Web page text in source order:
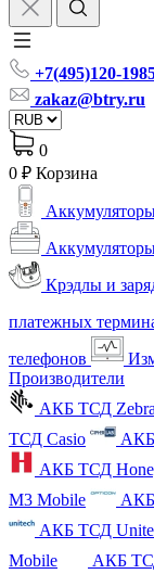
+7(495)120-
zakaz@btry.ru
0
0 ₽ Корзина
Крэдлы и
платежных
телефонов
Производители
АКБ ТСД
ТСД Casio
АКБ ТСД
M3 Mobile
АКБ ТСД
Mobile
АКБ